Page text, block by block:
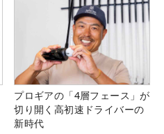
プロギアの「4層フェース」が
切り開く高初速ドライバーの
新時代